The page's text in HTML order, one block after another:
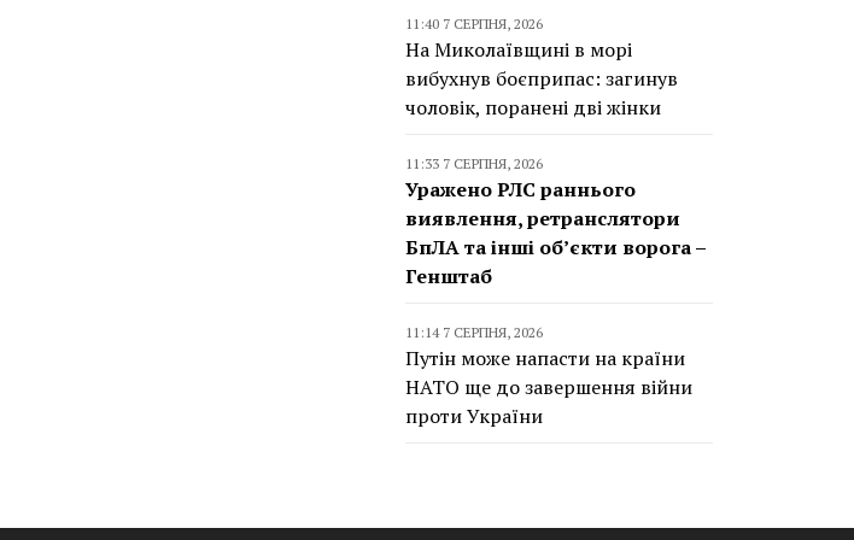
11:40 7 СЕРПНЯ, 2026
На Миколаївщині в морі
вибухнув боєприпас: загинув
чоловік, поранені дві жінки
11:33 7 СЕРПНЯ, 2026
Уражено РЛС раннього
виявлення, ретранслятори
БпЛА та інші об’єкти ворога –
Генштаб
11:14 7 СЕРПНЯ, 2026
Путін може напасти на країни
НАТО ще до завершення війни
проти України